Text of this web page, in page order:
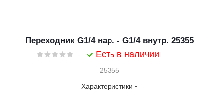
Переходник G1/4 нар. - G1/4 внутр. 25355
Есть в наличии
25355
Характеристики